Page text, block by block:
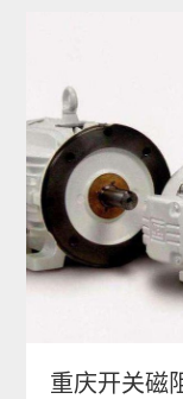
重庆开关磁